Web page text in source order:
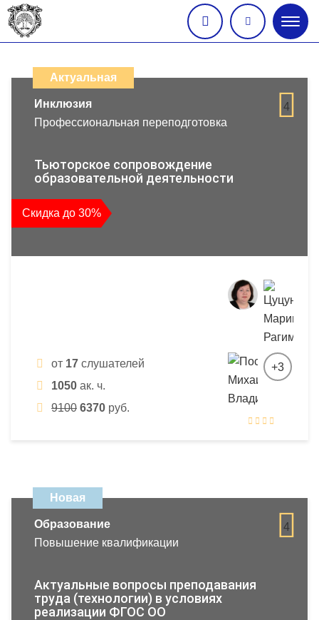
меню
дистанционных
образовательных
повышения
квалификации
и
профессиональной
Актуальная
4
Инклюзия
Профессиональная переподготовка
Тьюторское сопровождение
образовательной деятельности
Скидка до 30%
от 17 слушателей
1050 ак. ч.
9100 6370 руб.
+3
Новая
4
Образование
Повышение квалификации
Актуальные вопросы преподавания
труда (технологии) в условиях
реализации ФГОС ОО